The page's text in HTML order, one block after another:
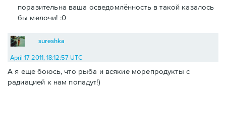
поразительна ваша осведомлённость в такой казалось
бы мелочи! :0
sureshka
April 17 2011, 18:12:57 UTC
А я еще боюсь, что рыба и всякие морепродукты с
радиацией к нам попадут!)